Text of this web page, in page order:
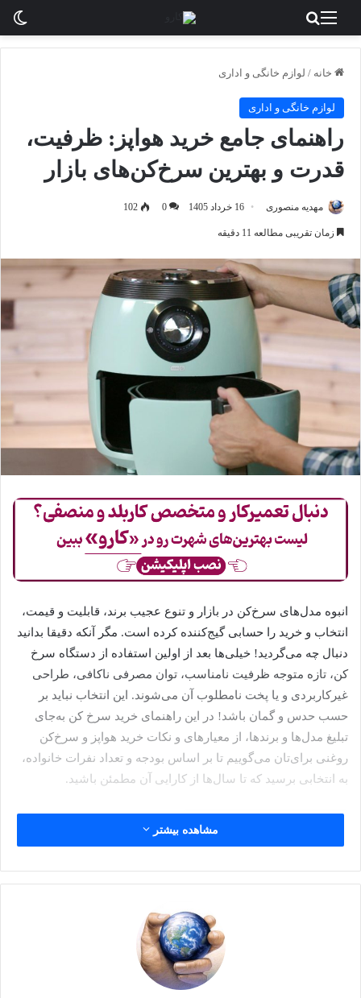
منو
خانه / لوازم خانگی و اداری
لوازم خانگی و اداری
راهنمای جامع خرید هواپز: ظرفیت،
قدرت و بهترین سرخ‌کن‌های بازار
مهدیه منصوری 16 خرداد 1405 0
102
زمان تقریبی مطالعه 11 دقیقه
انبوه مدل‌های سرخ‌کن در بازار و تنوع عجیب برند، قابلیت و قیمت،
انتخاب و خرید را حسابی گیج‌کننده کرده است. مگر آنکه دقیقا بدانید
دنبال چه می‌گردید! خیلی‌ها بعد از اولین استفاده از دستگاه سرخ
کن، تازه متوجه ظرفیت نامناسب، توان مصرفی ناکافی، طراحی
غیرکاربردی و یا پخت نامطلوب آن می‌شوند. این انتخاب نباید بر
حسب حدس و گمان باشد! در این راهنمای خرید سرخ کن به‌جای
تبلیغ مدل‌ها و برندها، از معیار‌های و نکات خرید هواپز و سرخ‌کن
روغنی برای‌تان می‌گوییم تا بر اساس بودجه و تعداد نفرات خانواده،
به انتخابی برسید که تا سال‌ها از کارایی آن مطمئن باشید.
فهرست مطالب
سرخ‌کن بدون روغن چیست و چه
تفاوتی با سرخ‌کن روغنی دارد؟
اسم اصلی هواپز، سرخ‌کن رژیمی یا بدون روغن است. ولی هواپز
سرخ‌کن نیست؛ یک فر کانونشن بسیار فشرده و قدرتمند با یک المنت
حرارتی بسیار قوی و یک فن پرسرعت است. این دستگاه طوفان
مشاهده بیشتر